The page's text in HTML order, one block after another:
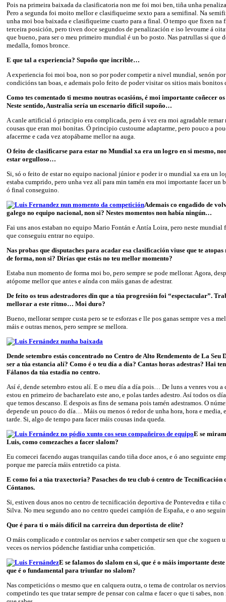
Pois na primeira baixada da clasificatoria non me foi moi ben, tiña unha
Pero a segunda foi moito mellor e clasifiqueime sexto para a semifinal. Na
unha moi boa baixada e clasifiqueime cuarto para a final. O tempo que fixen na
terceira posición, pero tiven doce segundos de penalización e iso levoume á
que bueno, para ser o meu primeiro mundial é un bo posto. Nas patrullas si que
medalla, fomos bronce.
E que tal a experiencia? Supoño que incrible…
A experiencia foi moi boa, non so por poder competir a nivel mundial, senón por
condicións tan boas, e ademais polo feito de poder visitar os sitios mais bonitos
Como tes comentado ti mesmo noutras ocasións, é moi importante coñecer
Neste sentido, Australia sería un escenario difícil supoño…
A canle artificial ó principio era complicada, pero á vez era moi agradable remar
cousas que eran moi bonitas. Ó principio custoume adaptarme, pero pouco a
afacerme e cada vez atopábame mellor na auga.
O feito de clasificarse para estar no Mundial xa era un logro en si mesmo,
estar orgulloso…
Si, só o feito de estar no equipo nacional júnior e poder ir o mundial xa era un
estaba cumprido, pero unha vez alí para min tamén era moi importante facer un
ó final conseguino.
Ademais co engadido de
galego no equipo nacional, non si? Nestes momentos non había ningún…
Fai uns anos estaban no equipo Mario Fontán e Antía Loira, pero neste mundial
que conseguiu entrar no equipo.
Nas probas que disputaches para acadar esa clasificación viuse que te
de forma, non si? Dirías que estás no teu mellor momento?
Estaba nun momento de forma moi bo, pero sempre se pode mellorar. Agora,
atópome mellor que antes e aínda con máis ganas de adestrar.
De feito os teus adestradores din que a túa progresión foi “espectacular”.
mellorar a este ritmo… Moi duro?
Bueno, mellorar sempre custa pero se te esforzas e lle pos ganas sempre ves a
máis e outras menos, pero sempre se mellora.
Dende setembro estás concentrado no Centro de Alto Rendemento de La Seu
ser a túa estancia alí? Como é o teu día a día? Cantas horas adestras? Hai
Fálanos da túa estadía no centro.
Así é, dende setembro estou alí. E o meu día a día pois… De luns a venres vou a
estou en primeiro de bacharelato este ano, e polas tardes adestro. Así todos os
que temos descanso. E despois as fins de semana pois tamén adestramos. O
depende un pouco do día… Máis ou menos ó redor de unha hora, hora e media,
tarde. Si, algo de tempo para facer máis cousas inda queda.
E se
Luis, como comezaches a facer slalom?
Eu comecei facendo augas tranquilas cando tiña doce anos, e ó ano seguinte
porque me parecía máis entretido ca pista.
E como foi a túa traxectoria? Pasaches do teu club ó centro de Tecnificación
Cóntanos.
Si, estiven dous anos no centro de tecnificación deportiva de Pontevedra e tiña
Silva. No meu segundo ano no centro quedei campión de España, e o ano
Que é para ti o máis difícil na carreira dun deportista de elite?
O máis complicado e controlar os nervios e saber competir sen que che xoguen
veces os nervios pódenche fastidiar unha competición.
E se falamos do slalom en si, que é o máis importante
que é o fundamental para triunfar no slalom?
Nas competicións o mesmo que en calquera outra, o tema de controlar os
competindo tes que tratar sempre de pensar con calma e facer o que ti sabes,